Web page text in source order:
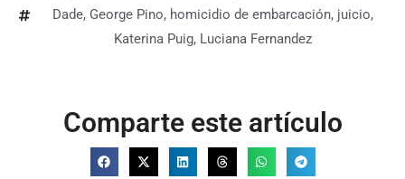
Dade, George Pino, homicidio de embarcación, juicio,
Katerina Puig, Luciana Fernandez
Comparte este artículo